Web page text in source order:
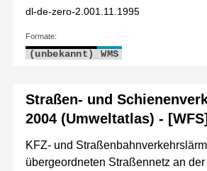
dl-de-zero-2.001.11.1995
Formate:
(unbekannt) WMS
Straßen- und
2004 (Umweltatlas) - [WFS]
KFZ- und
übergeordneten Straßennetz an der